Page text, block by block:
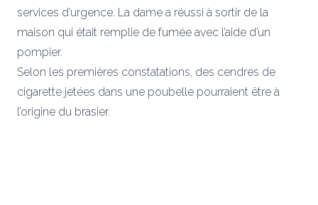
services d’urgence. La dame a réussi à sortir de la
maison qui était remplie de fumée avec l’aide d’un
pompier.
Selon les premières constatations, des cendres de
cigarette jetées dans une poubelle pourraient être à
l’origine du brasier.